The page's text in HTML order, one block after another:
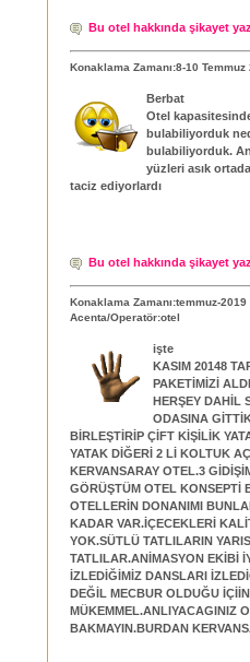
Bu otel hakkında şikayet yaz
Konaklama Zamanı:8-10 Temmuz
Berbat
Otel
bulabiliyorduk
bulabiliyorduk.
yüzleri asık
taciz ediyorlardı
Bu otel hakkında şikayet yaz
Konaklama Zamanı:temmuz-2019
Acenta/Operatör:otel
işte
KASIM 20148
PAKETİMİZİ
HERŞEY DAHİL
ODASINA
BİRLEŞTİRİP ÇİFT KİŞİLİK
YATAK DİĞERİ 2 Lİ KOLTUK
KERVANSARAY OTEL.3
GÖRÜŞTÜM OTEL KONSEPTİ
OTELLERİN DONANIMI
KADAR VAR.İÇECEKLERİ
YOK.SÜTLÜ TATLILARIN
TATLILAR.ANİMASYON EKİBİ
İZLEDİĞİMİZ DANSLARI
DEĞİL MECBUR OLDUĞU
MÜKEMMEL.ANLIYACAGINIZ
BAKMAYIN.BURDAN